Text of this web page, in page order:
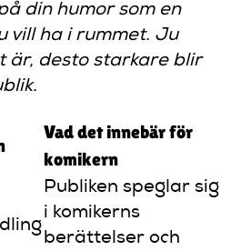
din humor som en
vill ha i rummet. Ju
är, desto starkare blir
Vad det innebär för
komikern
Publiken speglar sig
i komikerns
berättelser och